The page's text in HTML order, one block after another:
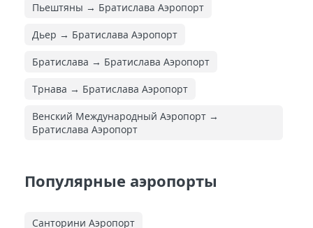
Пьештяны → Братислава Аэропорт
Дьер → Братислава Аэропорт
Братислава → Братислава Аэропорт
Трнава → Братислава Аэропорт
Венский Международный Аэропорт →
Братислава Аэропорт
Популярные аэропорты
Санторини Аэропорт